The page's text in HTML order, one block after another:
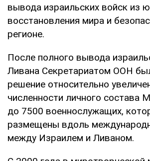
вывода израильских войск из
восстановления мира и
регионе.
После полного вывода
Ливана Секретариатом ООН
решение относительно
численности личного состава
до 7500 военнослужащих,
размещены вдоль
между Израилем и Ливаном.